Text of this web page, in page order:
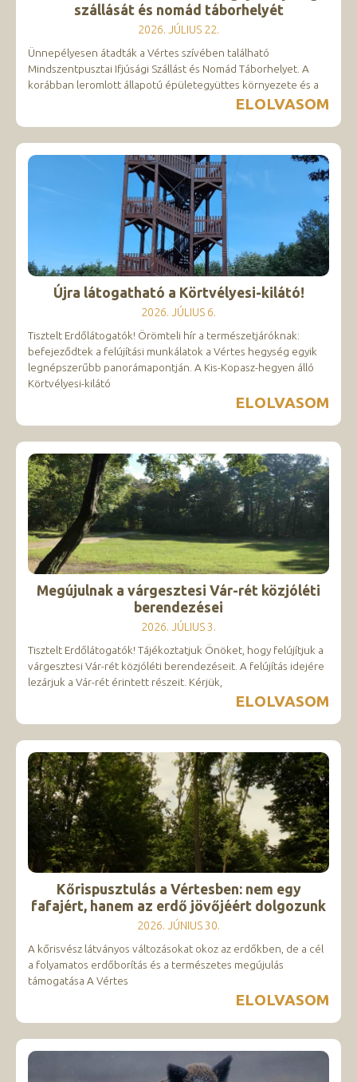
szállását és nomád táborhelyét
2026. JÚLIUS 22.
Ünnepélyesen átadták a Vértes szívében található
Mindszentpusztai Ifjúsági Szállást és Nomád Táborhelyet. A
korábban leromlott állapotú épületegyüttes környezete és a
ELOLVASOM
Újra látogatható a Körtvélyesi-kilátó!
2026. JÚLIUS 6.
Tisztelt Erdőlátogatók! Örömteli hír a természetjáróknak:
befejeződtek a felújítási munkálatok a Vértes hegység egyik
legnépszerűbb panorámapontján. A Kis-Kopasz-hegyen álló
Körtvélyesi-kilátó
ELOLVASOM
Megújulnak a várgesztesi Vár-rét közjóléti
berendezései
2026. JÚLIUS 3.
Tisztelt Erdőlátogatók! Tájékoztatjuk Önöket, hogy felújítjuk a
várgesztesi Vár-rét közjóléti berendezéseit. A felújítás idejére
lezárjuk a Vár-rét érintett részeit. Kérjük,
ELOLVASOM
Kőrispusztulás a Vértesben: nem egy
fafajért, hanem az erdő jövőjéért dolgozunk
2026. JÚNIUS 30.
A kőrisvész látványos változásokat okoz az erdőkben, de a cél
a folyamatos erdőborítás és a természetes megújulás
támogatása A Vértes
ELOLVASOM